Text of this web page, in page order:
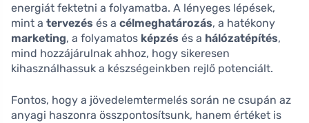
energiát fektetni a folyamatba. A lényeges lépések,
mint a tervezés és a célmeghatározás, a hatékony
marketing, a folyamatos képzés és a hálózatépítés,
mind hozzájárulnak ahhoz, hogy sikeresen
kihasználhassuk a készségeinkben rejlő potenciált.
Fontos, hogy a jövedelemtermelés során ne csupán az
anyagi haszonra összpontosítsunk, hanem értéket is